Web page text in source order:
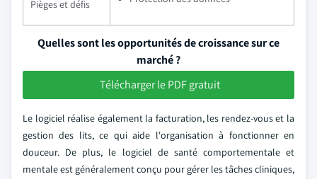
Pièges et défis
Quelles sont les opportunités de croissance sur ce
marché ?
Télécharger le PDF gratuit
Le logiciel réalise également la facturation, les rendez-vous et la
gestion des lits, ce qui aide l'organisation à fonctionner en
douceur. De plus, le logiciel de santé comportementale et
mentale est généralement conçu pour gérer les tâches cliniques,